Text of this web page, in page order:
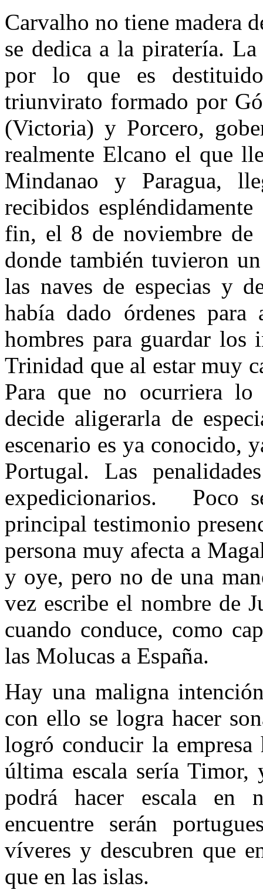
Carvalho no tiene madera
se dedica a la piratería.
por lo que es
triunvirato formado por
(Victoria) y Porcero,
realmente Elcano el que
Mindanao y Paragua,
recibidos
fin, el 8 de noviembre de
donde también tuvieron
las naves de especias y
había dado órdenes
hombres para guardar los
Trinidad que al estar muy
Para que no ocurriera
decide aligerarla de
escenario es ya conocido,
Portugal. Las
expedicionarios. Poco
principal testimonio
persona muy afecta a
y oye, pero no de una
vez escribe el nombre de
cuando conduce, como
las Molucas a España.
Hay una maligna
con ello se logra hacer
logró conducir la
última escala sería
podrá hacer escala en
encuentre serán
víveres y descubren que
que en las islas.